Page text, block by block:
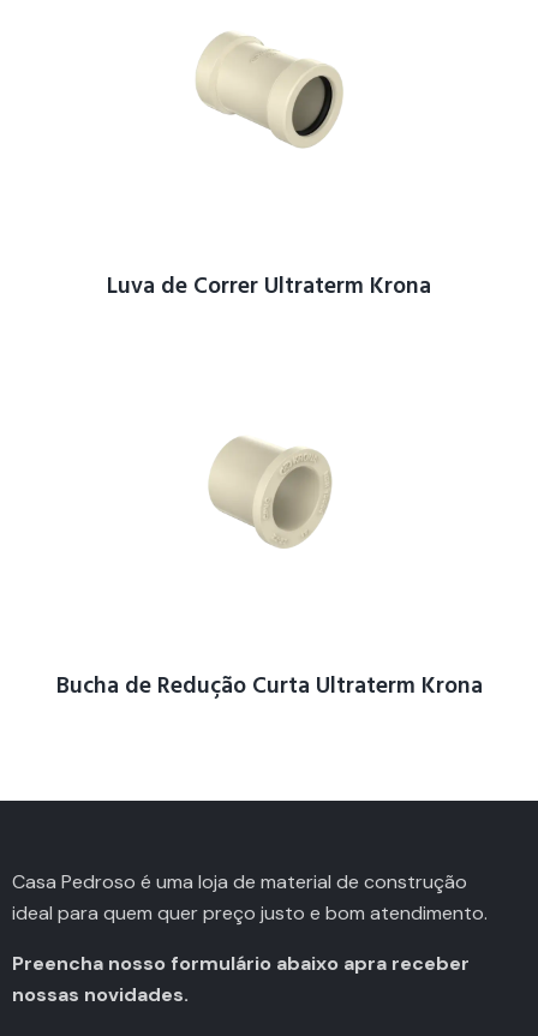
Luva de Correr Ultraterm Krona
Bucha de Redução Curta Ultraterm Krona
Casa Pedroso é uma loja de material de construção
ideal para quem quer preço justo e bom atendimento.
Preencha nosso formulário abaixo apra receber
nossas novidades.